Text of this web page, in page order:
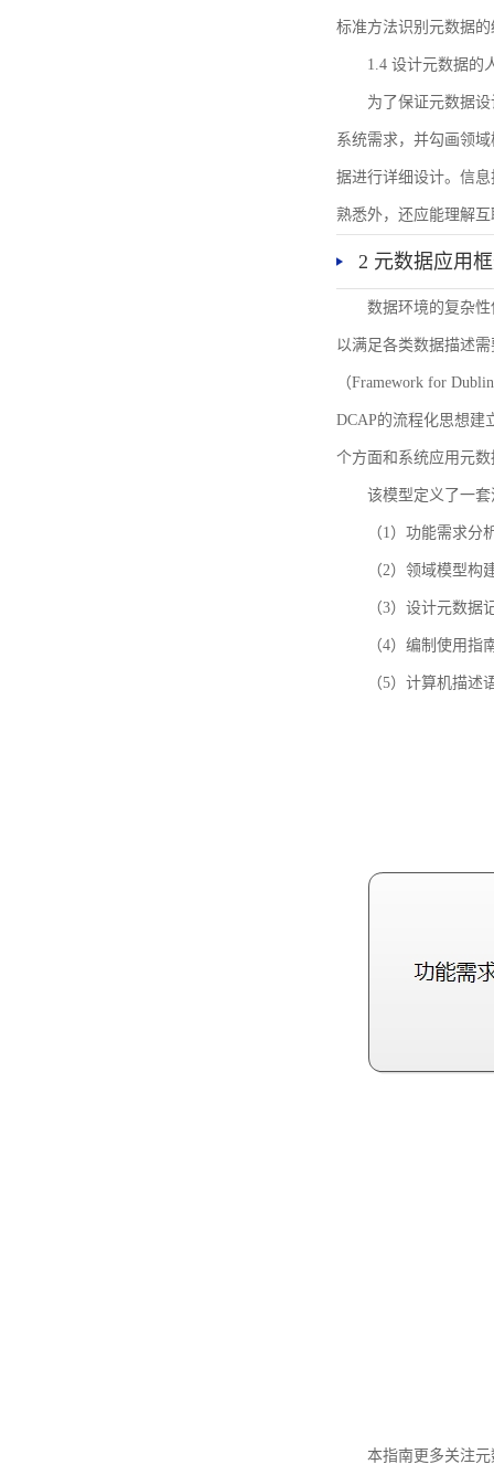
标准方法识别元数据
1.4 设计元数据的
为了保证元数据
系统需求，并勾画领
据进行详细设计。信
熟悉外，还应能理解
2 元数据应用
数据环境的复杂
以满足各类数据描述
（Framework for
DCAP的流程化思想建
个方面和系统应用元
该模型定义了一
（1）功能需求
（2）领域模型
（3）设计元数据
（4）编制使用指
（5）计算机描述
本指南更多关注